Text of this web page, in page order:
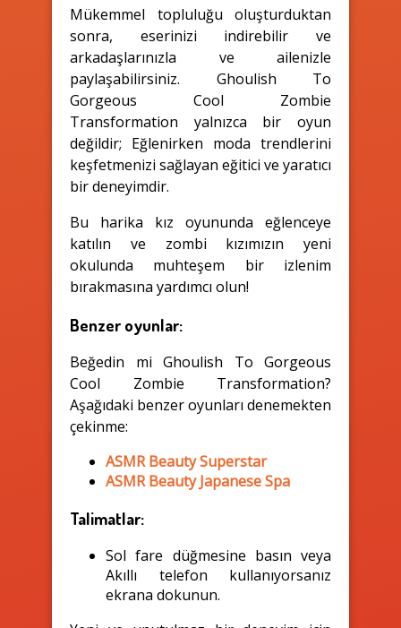
Mükemmel topluluğu oluşturduktan
sonra, eserinizi indirebilir ve
arkadaşlarınızla ve ailenizle
paylaşabilirsiniz. Ghoulish To
Gorgeous Cool Zombie
Transformation yalnızca bir oyun
değildir; Eğlenirken moda trendlerini
keşfetmenizi sağlayan eğitici ve yaratıcı
bir deneyimdir.
Bu harika kız oyununda eğlenceye
katılın ve zombi kızımızın yeni
okulunda muhteşem bir izlenim
bırakmasına yardımcı olun!
Benzer oyunlar:
Beğedin mi Ghoulish To Gorgeous
Cool Zombie Transformation?
Aşağıdaki benzer oyunları denemekten
çekinme:
ASMR Beauty Superstar
ASMR Beauty Japanese Spa
Talimatlar:
Sol fare düğmesine basın veya
Akıllı telefon kullanıyorsanız
ekrana dokunun.